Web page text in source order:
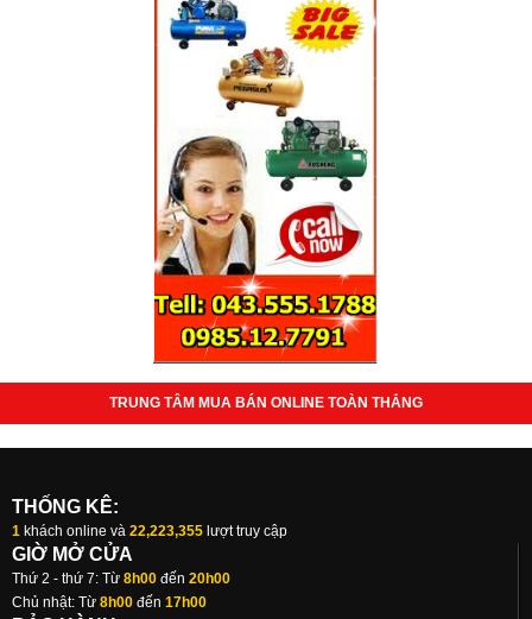
TRUNG TÂM MUA BÁN ONLINE TOÀN THẮNG
THỐNG KÊ:
1 khách online và 22,223,355 lượt truy cập
GIỜ MỞ CỬA
Thứ 2 - thứ 7: Từ 8h00 đến 20h00
Chủ nhật: Từ 8h00 đến 17h00